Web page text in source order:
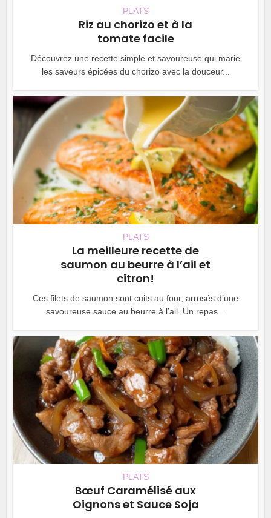
PLATS
Riz au chorizo et à la
tomate facile
Découvrez une recette simple et savoureuse qui marie
les saveurs épicées du chorizo avec la douceur...
PLATS
La meilleure recette de
saumon au beurre à l’ail et
citron!
Ces filets de saumon sont cuits au four, arrosés d’une
savoureuse sauce au beurre à l’ail. Un repas...
PLATS
Bœuf Caramélisé aux
Oignons et Sauce Soja